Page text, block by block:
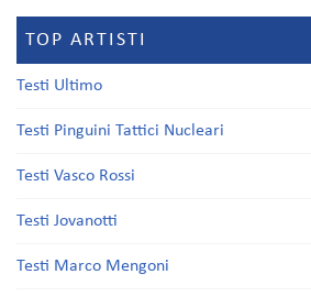
TOP ARTISTI
Testi Ultimo
Testi Pinguini Tattici Nucleari
Testi Vasco Rossi
Testi Jovanotti
Testi Marco Mengoni